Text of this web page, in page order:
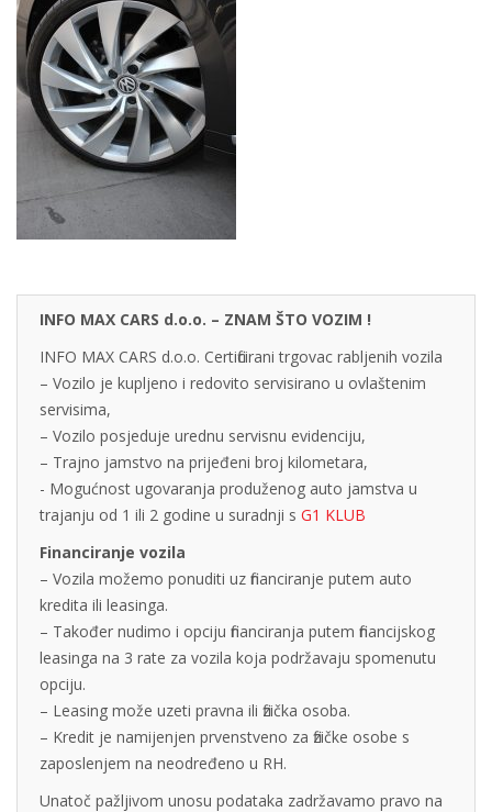
INFO MAX CARS d.o.o. – ZNAM ŠTO VOZIM !
INFO MAX CARS d.o.o. Certificirani trgovac rabljenih vozila
– Vozilo je kupljeno i redovito servisirano u ovlaštenim
servisima,
– Vozilo posjeduje urednu servisnu evidenciju,
– Trajno jamstvo na prijeđeni broj kilometara,
- Mogućnost ugovaranja produženog auto jamstva u
trajanju od 1 ili 2 godine u suradnji s G1 KLUB
Financiranje vozila
– Vozila možemo ponuditi uz financiranje putem auto
kredita ili leasinga.
– Također nudimo i opciju financiranja putem financijskog
leasinga na 3 rate za vozila koja podržavaju spomenutu
opciju.
– Leasing može uzeti pravna ili fizička osoba.
– Kredit je namijenjen prvenstveno za fizičke osobe s
zaposlenjem na neodređeno u RH.
Unatoč pažljivom unosu podataka zadržavamo pravo na